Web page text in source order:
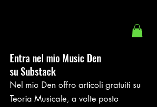
Entra nel mio Music Den
su Substack
Nel mio Den offro articoli gratuiti su
Teoria Musicale, a volte posto